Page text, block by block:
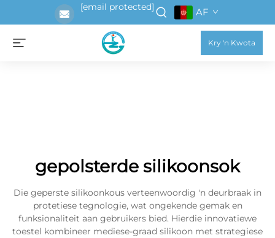
[email protected] AF
Kry 'n Kwota
gepolsterde silikoonsok
Die geperste silikoonkous verteenwoordig 'n deurbraak in
protetiese tegnologie, wat ongekende gemak en
funksionaliteit aan gebruikers bied. Hierdie innovatiewe
toestel kombineer mediese-graad silikoon met strategiese